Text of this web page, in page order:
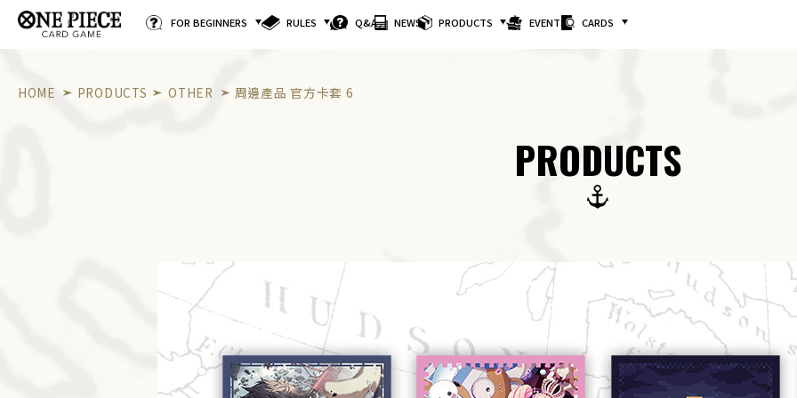
FOR BEGINNERS RULES Q&A NEWS PRODUCTS EVENTS CARDS
HOME PRODUCTS OTHER 周邊產品 官方卡套 6
PRODUCTS